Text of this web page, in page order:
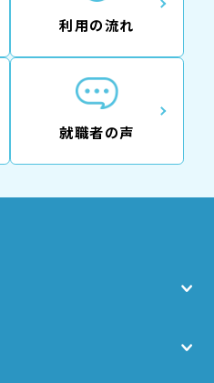
利用の流れ
就職者の声